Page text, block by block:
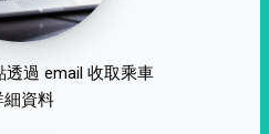
透過 email 收取乘車
細資料